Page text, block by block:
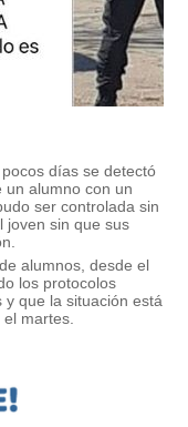
días se detectó
un alumno con un
ser controlada sin
joven sin que sus
alumnos, desde el
los protocolos
que la situación está
martes.